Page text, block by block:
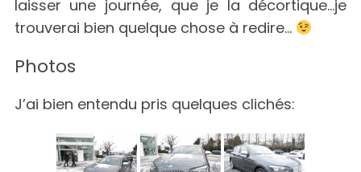
laisser une journée, que je la décortique…je
trouverai bien quelque chose à redire…
Photos
J’ai bien entendu pris quelques clichés:
h
f
r